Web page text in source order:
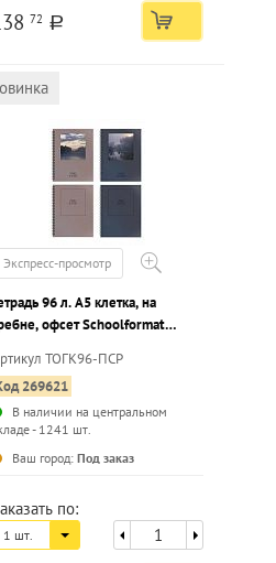
72 a
Экспресс-просмотр
96 л. А5 клетка, на
офсет Schoolformat
сплошной УФ-лак
ТОГК96-ПСР
269621
В наличии на центральном
- 1241 шт.
Ваш город: Под заказ
по:
1 шт.